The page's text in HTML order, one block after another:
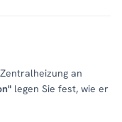
an
legen Sie fest, wie er